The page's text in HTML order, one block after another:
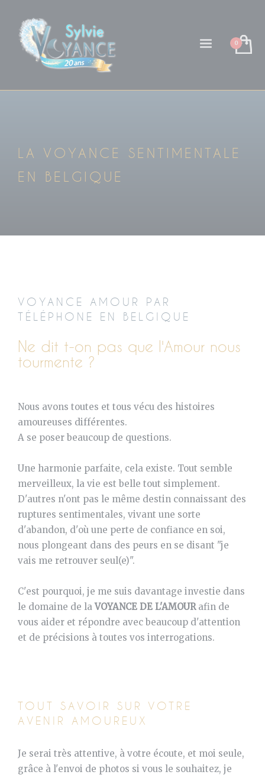
LA VOYANCE SENTIMENTALE
EN BELGIQUE
VOYANCE AMOUR PAR
TÉLÉPHONE EN BELGIQUE
Ne dit t-on pas que l'Amour nous
tourmente ?
Nous avons toutes et tous vécu des histoires
amoureuses différentes.
A se poser beaucoup de questions.
Une harmonie parfaite, cela existe. Tout semble
merveilleux, la vie est belle tout simplement.
D'autres n'ont pas le même destin connaissant des
ruptures sentimentales, vivant une sorte
d'abandon, d'où une perte de confiance en soi,
nous plongeant dans des peurs en se disant "je
vais me retrouver seul(e)".
C'est pourquoi, je me suis davantage investie dans
le domaine de laVOYANCE DE L'AMOURafin de
vous aider et répondre avec beaucoup d'attention
et de précisions à toutes vos interrogations.
TOUT SAVOIR SUR VOTRE
AVENIR AMOUREUX
Je serai très attentive, à votre écoute, et moi seule,
grâce à l'envoi de photos si vous le souhaitez, je